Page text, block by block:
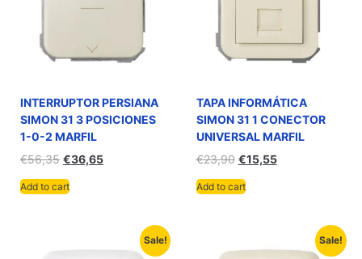
INTERRUPTOR PERSIANA
SIMON 31 3 POSICIONES
1-0-2 MARFIL
€56,35 €36,65
Add to cart
TAPA INFORMÁTICA
SIMON 31 1 CONECTOR
UNIVERSAL MARFIL
€23,90 €15,55
Add to cart
Sale! Sale!